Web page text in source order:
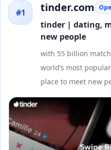
#1 tinder.com
tinder | dating,
new people
with 55 billion
world’s most
place to meet new